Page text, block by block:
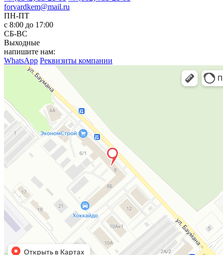
forvardkem@mail.ru
ПН-ПТ
с 8:00 до 17:00
СБ-ВС
Выходные
напишите нам:
WhatsApp Реквизиты компании